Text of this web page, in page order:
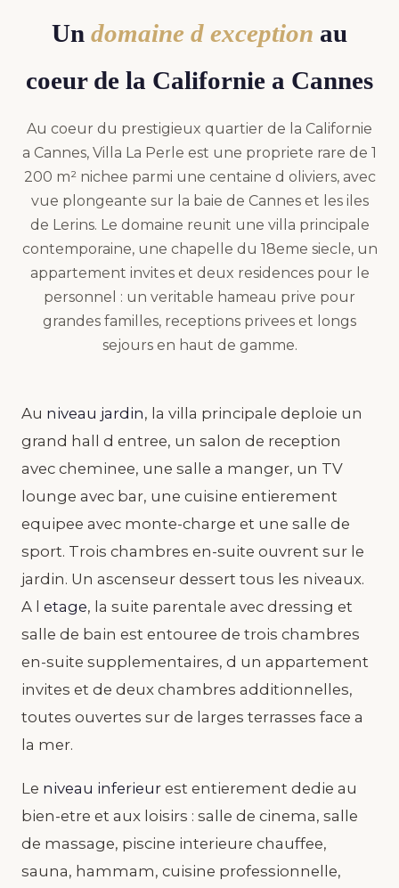
Un domaine d exception au
coeur de la Californie a Cannes
Au coeur du prestigieux quartier de la Californie
a Cannes, Villa La Perle est une propriete rare de 1
200 m² nichee parmi une centaine d oliviers, avec
vue plongeante sur la baie de Cannes et les iles
de Lerins. Le domaine reunit une villa principale
contemporaine, une chapelle du 18eme siecle, un
appartement invites et deux residences pour le
personnel : un veritable hameau prive pour
grandes familles, receptions privees et longs
sejours en haut de gamme.
Au niveau jardin, la villa principale deploie un
grand hall d entree, un salon de reception
avec cheminee, une salle a manger, un TV
lounge avec bar, une cuisine entierement
equipee avec monte-charge et une salle de
sport. Trois chambres en-suite ouvrent sur le
jardin. Un ascenseur dessert tous les niveaux.
A l etage, la suite parentale avec dressing et
salle de bain est entouree de trois chambres
en-suite supplementaires, d un appartement
invites et de deux chambres additionnelles,
toutes ouvertes sur de larges terrasses face a
la mer.
Le niveau inferieur est entierement dedie au
bien-etre et aux loisirs : salle de cinema, salle
de massage, piscine interieure chauffee,
sauna, hammam, cuisine professionnelle,